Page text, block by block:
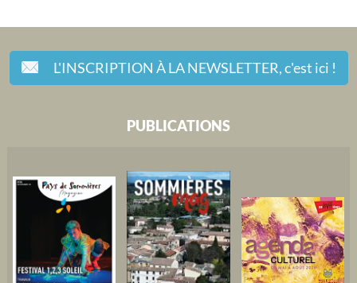
L'INSCRIPTION À LA NEWSLETTER,c'est ici !
PUBLICATIONS